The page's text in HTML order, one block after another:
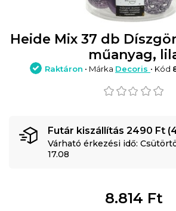
Heide Mix 37 db
műanyag,
Raktáron • Márka Decoris • Kód
Futár kiszállítás 2490 Ft
Várható érkezési idő:
17.08
8.814 Ft